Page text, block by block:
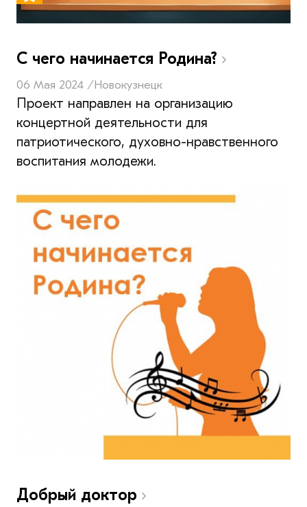
С чего начинается Родина?
06 Мая 2024 /Новокузнецк
Проект направлен на организацию
концертной деятельности для
патриотического, духовно-нравственного
воспитания молодежи.
Добрый доктор